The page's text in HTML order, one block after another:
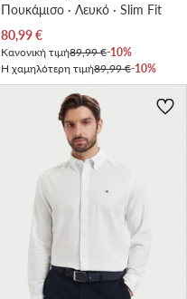
Πουκάμισο · Λευκό · Slim Fit
Τρέχουσα τιμή
80,99€
Κανονική τιμή89,99 €-10%
Η χαμηλότερη τιμή89,99 €-10%